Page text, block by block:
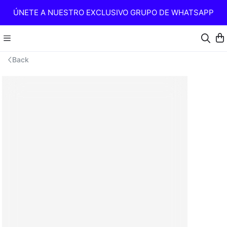
ÚNETE A NUESTRO EXCLUSIVO GRUPO DE WHATSAPP
Back